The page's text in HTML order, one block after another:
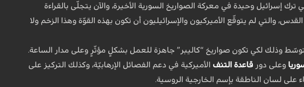
إسرائيل وحيدة في معركة الصواريخ السورية الأخيرة، والآن يتجلّى بالقراءة
والتي لم يتوقّع الأميركيون والإسرائيليون أن تكون بهذه القوّة وهذا الزخم ولا
وذلك لكي تكون صواريخ “كاليبر” جاهزة للعمل بشكلٍ مؤثّرٍ وعلى مدار الساعة.
وعلى دور قاعدة التنف الأميركية في دعم الفصائل الإرهابيّة، وكذلك التركيز على
على لسان الناطقة بإسم الخارجية الروسية.